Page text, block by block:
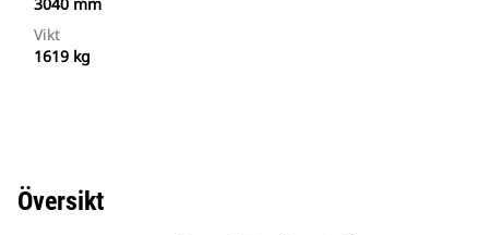
3040 mm
Vikt
1619 kg
Översikt